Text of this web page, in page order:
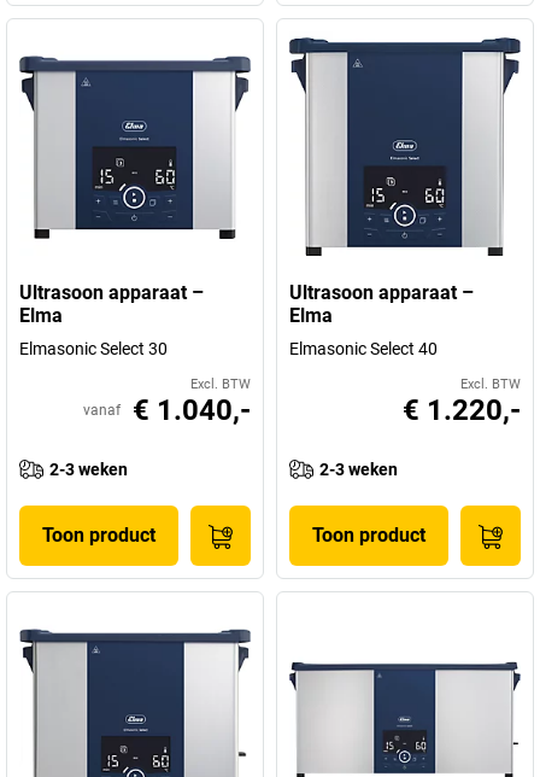
Ultrasoon apparaat –
Elma
Elmasonic Select 30
Excl. BTW
vanaf € 1.040,-
2-3 weken
Toon product
Ultrasoon apparaat –
Elma
Elmasonic Select 40
Excl. BTW
€ 1.220,-
2-3 weken
Toon product